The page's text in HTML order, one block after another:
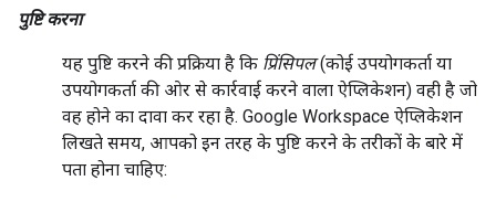
पुष्टि करना
यह पुष्टि करने की प्रक्रिया है कि प्रिंसिपल(कोई उपयोगकर्ता या
उपयोगकर्ता की ओर से कार्रवाई करने वाला ऐप्लिकेशन) वही है जो
वह होने का दावा कर रहा है. Google Workspace ऐप्लिकेशन
लिखते समय, आपको इन तरह के पुष्टि करने के तरीकों के बारे में
पता होना चाहिए: